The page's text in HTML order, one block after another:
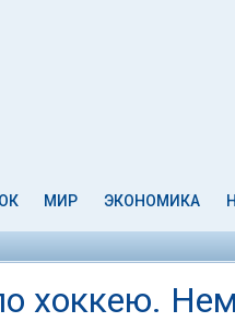
МИР ЭКОНОМИКА
хоккею.